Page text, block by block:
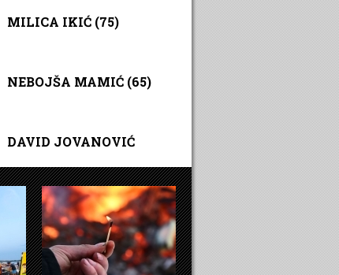
MILICA IKIĆ (75)
NEBOJŠA MAMIĆ (65)
DAVID JOVANOVIĆ